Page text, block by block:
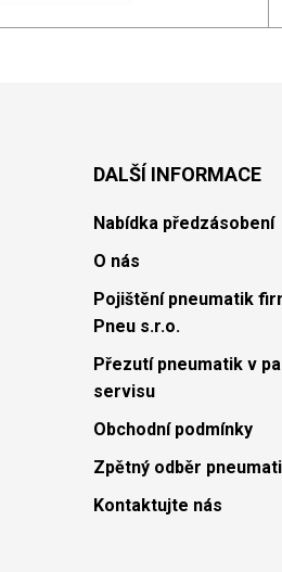
DALŠÍ INFORMACE
Nabídka předzásobení
O nás
Pojištění pneumatik
Pneu s.r.o.
Přezutí pneumatik v
servisu
Obchodní podmínky
Zpětný odběr
Kontaktujte nás